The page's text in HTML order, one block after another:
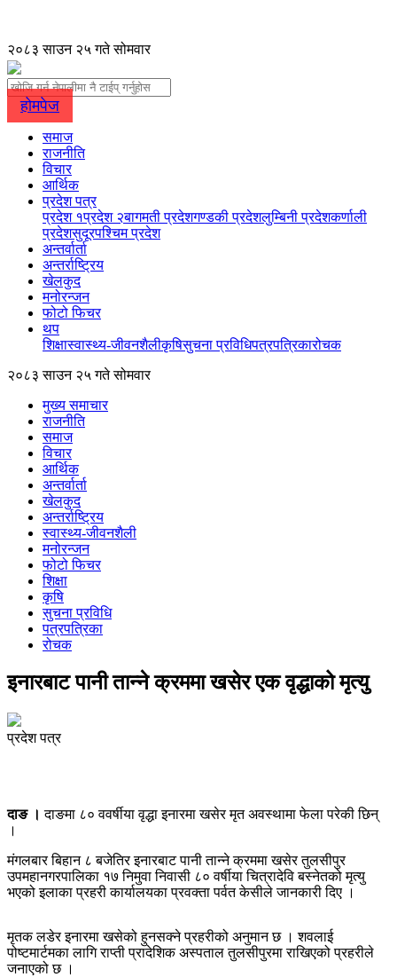
२०८३ साउन २५ गते सोमवार
होमपेज
समाज
राजनीति
विचार
आर्थिक
प्रदेश पत्र
प्रदेश १प्रदेश २बागमती प्रदेशगण्डकी प्रदेशलुम्बिनी प्रदेशकर्णाली
प्रदेशसुदूरपश्चिम प्रदेश
अन्तर्वार्ता
अन्तर्राष्ट्रिय
खेलकुद
मनोरन्जन
फोटो फिचर
थप
शिक्षास्वास्थ्य-जीवनशैलीकृषिसुचना प्रविधिपत्रपत्रिकारोचक
२०८३ साउन २५ गते सोमवार
मुख्य समाचार
राजनीति
समाज
विचार
आर्थिक
अन्तर्वार्ता
खेलकुद
अन्तर्राष्ट्रिय
स्वास्थ्य-जीवनशैली
मनोरन्जन
फोटो फिचर
शिक्षा
कृषि
सुचना प्रविधि
पत्रपत्रिका
रोचक
इनारबाट पानी तान्ने क्रममा खसेर एक वृद्धाको मृत्यु
प्रदेश पत्र
दाङ ।दाङमा ८० ववर्षीया वृद्धा इनारमा खसेर मृत अवस्थामा फेला परेकी छिन्
।
मंगलबार बिहान ८ बजेतिर इनारबाट पानी तान्ने क्रममा खसेर तुलसीपुर
उपमहानगरपालिका १७ निमुवा निवासी ८० वर्षीया चित्रादेवि बस्नेतको मृत्यु
भएको इलाका प्रहरी कार्यालयका प्रवक्ता पर्वत केसीले जानकारी दिए ।
मृतक लडेर इनारमा खसेको हुनसक्ने प्रहरीको अनुमान छ । शवलाई
पोष्टमार्टमका लागि राप्ती प्रादेशिक अस्पताल तुलसीपुरमा राखिएको प्रहरीले
जनाएको छ ।